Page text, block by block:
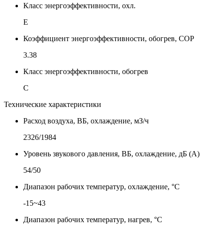
Класс энергоэффективности, охл.
E
Коэффициент энергоэффективности, обогрев, COP
3.38
Класс энергоэффективности, обогрев
C
Технические характеристики
Расход воздуха, ВБ, охлаждение, мЗ/ч
2326/1984
Уровень звукового давления, ВБ, охлаждение, дБ (А)
54/50
Диапазон рабочих температур, охлаждение, °C
-15~43
Диапазон рабочих температур, нагрев, °C